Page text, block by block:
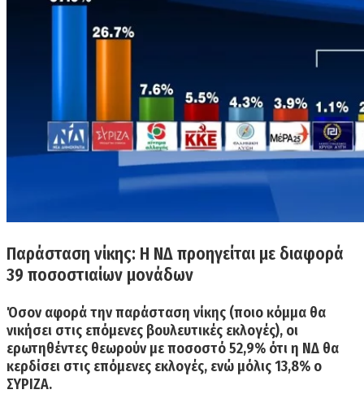
Παράσταση νίκης: H ΝΔ προηγείται με διαφορά
39 ποσοστιαίων μονάδων
Όσον αφορά την παράσταση νίκης (ποιο κόμμα θα
νικήσει στις επόμενες βουλευτικές εκλογές), οι
ερωτηθέντες θεωρούν με ποσοστό 52,9% ότι η ΝΔ θα
κερδίσει στις επόμενες εκλογές, ενώ μόλις 13,8% ο
ΣΥΡΙΖΑ.